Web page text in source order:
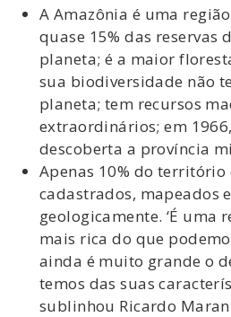
A Amazônia é uma
quase 15% das reservas
planeta; é a maior
sua biodiversidade não
planeta; tem recursos
extraordinários; em
descoberta a província
Apenas 10% do
cadastrados, mapeados
geologicamente. ‘É uma
mais rica do que
ainda é muito grande o
temos das suas
sublinhou Ricardo